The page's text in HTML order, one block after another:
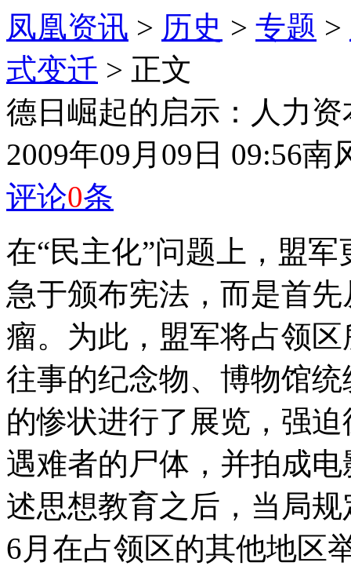
凤凰资讯 > 历史 > 专题 >
式变迁 > 正文
德日崛起的启示：人力
2009年09月09日 09:56南
评论0条
在“民主化”问题上，盟
急于颁布宪法，而是首
瘤。为此，盟军将占领
往事的纪念物、博物馆
的惨状进行了展览，强
遇难者的尸体，并拍成
述思想教育之后，当局
6月在占领区的其他地区